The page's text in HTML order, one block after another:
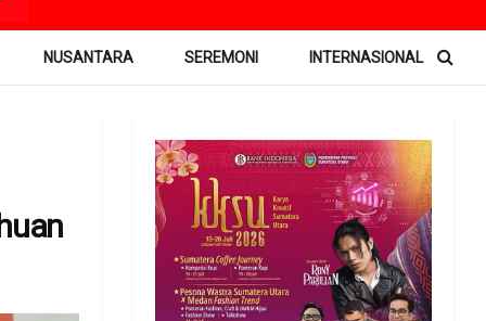
NUSANTARA SEREMONI INTERNASIONAL